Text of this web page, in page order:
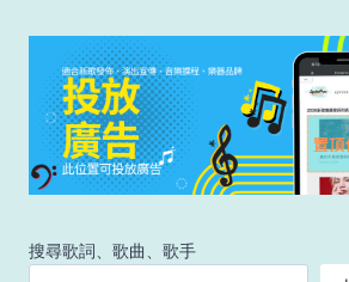
搜尋歌詞、歌曲、歌手